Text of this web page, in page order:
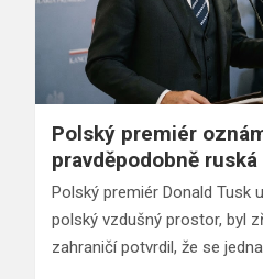
Polský premiér
pravděpodobně ruská
Polský premiér Donald Tusk
polský vzdušný prostor, byl
zahraničí potvrdil, že se